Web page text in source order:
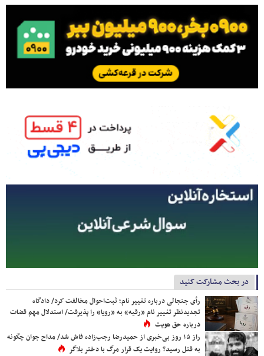
در بحث مشارکت کنید
رأی جنجالی درباره تغییر نام؛ ثبت‌احوال مخالفت کرد/ دادگاه
تجدیدنظر تغییر نام «رقیه» به «رویا» را پذیرفت/ استدلال مهم قضات
درباره حق هویت
راز ۱۵ روز بی‌خبری از حمیدرضا رجب‌زاده فاش شد/ مداح جوان چگونه
به قتل رسید؟ روایت یک قرار مرگ با دختر بلاگر